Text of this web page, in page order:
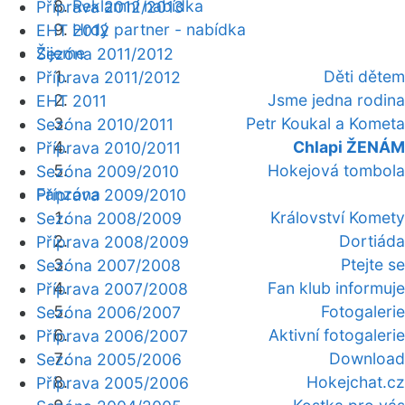
Reklamní nabídka
Hrdý partner - nabídka
Žijeme
Děti dětem
Jsme jedna rodina
Petr Koukal a Kometa
Chlapi ŽENÁM
Hokejová tombola
Fanzóna
Království Komety
Dortiáda
Ptejte se
Fan klub informuje
Fotogalerie
Aktivní fotogalerie
Download
Hokejchat.cz
Příprava 2012/2013
EHT 2012
Sezóna 2011/2012
Příprava 2011/2012
EHT 2011
Sezóna 2010/2011
Příprava 2010/2011
Sezóna 2009/2010
Příprava 2009/2010
Sezóna 2008/2009
Příprava 2008/2009
Sezóna 2007/2008
Příprava 2007/2008
Sezóna 2006/2007
Příprava 2006/2007
Sezóna 2005/2006
Příprava 2005/2006